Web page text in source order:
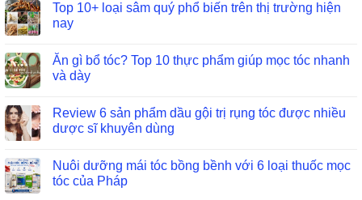
Top 10+ loại sâm quý phổ biến trên thị trường hiện
nay
Ăn gì bổ tóc? Top 10 thực phẩm giúp mọc tóc nhanh
và dày
Review 6 sản phẩm dầu gội trị rụng tóc được nhiều
dược sĩ khuyên dùng
Nuôi dưỡng mái tóc bồng bềnh với 6 loại thuốc mọc
tóc của Pháp